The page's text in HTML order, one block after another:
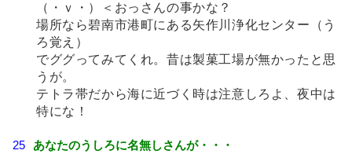
（・ｖ・）＜おっさんの事かな？
場所なら碧南市港町にある矢作川浄化センター（う
ろ覚え）
でググってみてくれ。昔は製菓工場が無かったと思
うが。
テトラ帯だから海に近づく時は注意しろよ、夜中は
特にな！
25
あなたのうしろに名無しさんが・・・